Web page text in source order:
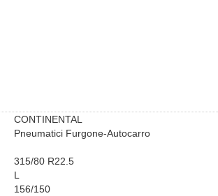
CONTINENTAL
Pneumatici Furgone-Autocarro
315/80 R22.5
L
156/150